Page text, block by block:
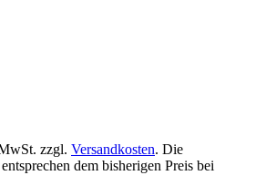
zzgl. Versandkosten. Die
dem bisherigen Preis bei